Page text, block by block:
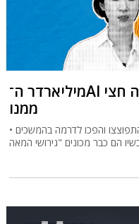
מיליארדר ה־AI הכפיל את הונו. גרושתו דרשה חצי
ממנו
והפכו לדרמה בהמשכים •